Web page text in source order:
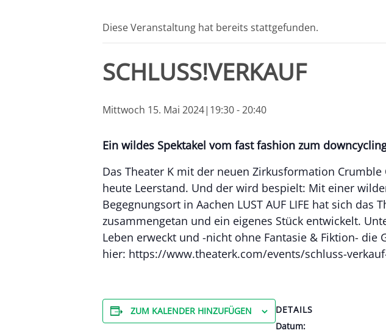
Diese Veranstaltung hat bereits stattgefunden.
SCHLUSS!VERKAUF
Mittwoch 15. Mai 2024|19:30-20:40
Ein wildes Spektakel vom fast fashion zum
Das Theater K mit der neuen Zirkusformation Crumble
heute Leerstand. Und der wird bespielt: Mit einer
Begegnungsort in Aachen LUST AUF LIFE hat sich
zusammengetan und ein eigenes Stück entwickelt.
Leben erweckt und -nicht ohne Fantasie & Fiktion- die
hier: https://www.theaterk.com/events/schluss-
ZUM KALENDER HINZUFÜGEN
DETAILS
Datum: